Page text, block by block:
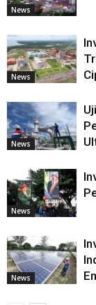
News
News
News
News
News